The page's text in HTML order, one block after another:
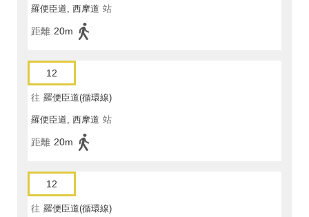
羅便臣道, 西摩道 站
距離 20m
12
往 羅便臣道(循環線)
羅便臣道, 西摩道 站
距離 20m
12
往 羅便臣道(循環線)